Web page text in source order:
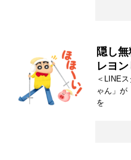
隠し
レヨ
＜LINE
ゃん」が
を